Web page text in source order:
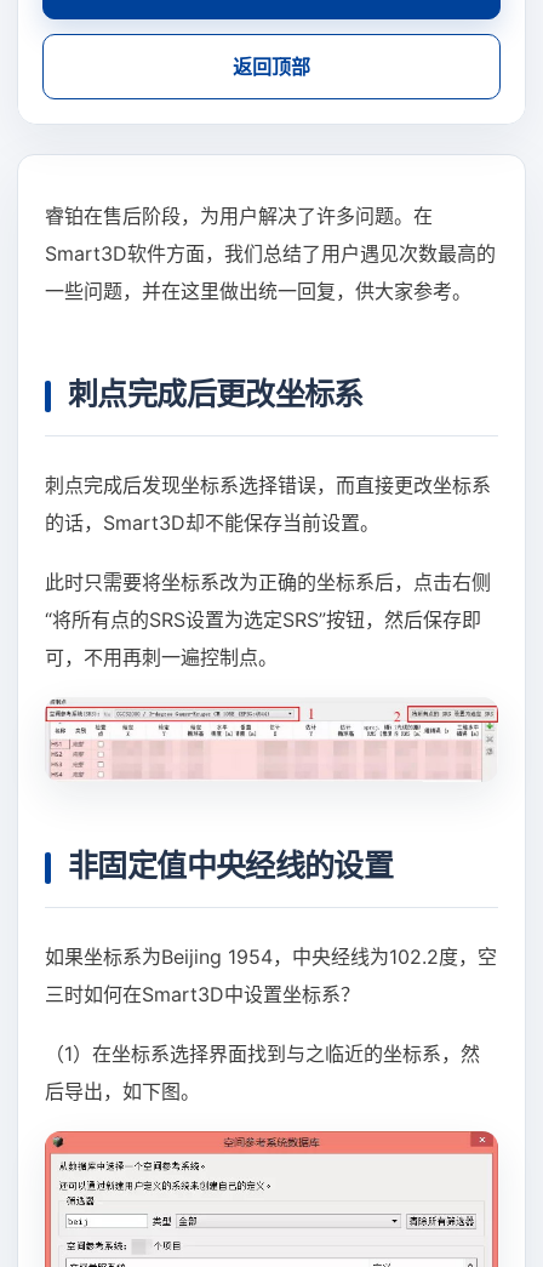
睿铂在售后阶段，为用户解决了许多问题。在
Smart3D软件方面，我们总结了用户遇见次数最高的
一些问题，并在这里做出统一回复，供大家参考。
刺点完成后更改坐标系
刺点完成后发现坐标系选择错误，而直接更改坐标系
的话，Smart3D却不能保存当前设置。
此时只需要将坐标系改为正确的坐标系后，点击右侧
“将所有点的SRS设置为选定SRS”按钮，然后保存即
可，不用再刺一遍控制点。
非固定值中央经线的设置
如果坐标系为Beijing 1954，中央经线为102.2度，空
三时如何在Smart3D中设置坐标系？
（1）在坐标系选择界面找到与之临近的坐标系，然
后导出，如下图。
返回顶部